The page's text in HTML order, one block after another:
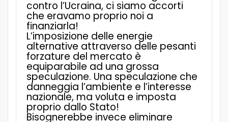
contro l’Ucraina, ci siamo accorti
che eravamo proprio noi a
finanziarla!
L’imposizione delle energie
alternative attraverso delle pesanti
forzature del mercato è
equiparabile ad una grossa
speculazione. Una speculazione che
danneggia l’ambiente e l’interesse
nazionale, ma voluta e imposta
proprio dallo Stato!
Bisognerebbe invece eliminare